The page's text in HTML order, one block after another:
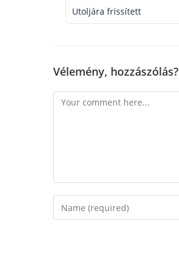
Utoljára frissített
Vélemény, hozzászólás?
Comment
Enter
your